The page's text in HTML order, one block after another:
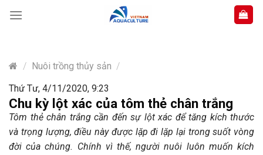
content
/ Nuôi trồng thủy sản /
Thứ Tư, 4/11/2020, 9:23
Chu kỳ lột xác của tôm thẻ chân trắng
Tôm thẻ chân trắng cần đến sự lột xác để tăng kích thước
và trọng lượng, điều này được lặp đi lặp lại trong suốt vòng
đời của chúng. Chính vì thế, người nuôi luôn muốn kích